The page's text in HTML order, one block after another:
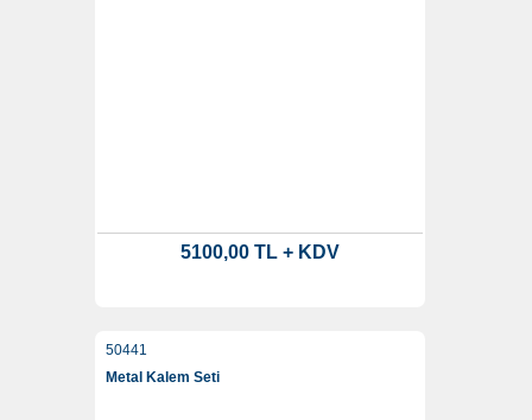
5100,00 TL + KDV
50441
Metal Kalem Seti